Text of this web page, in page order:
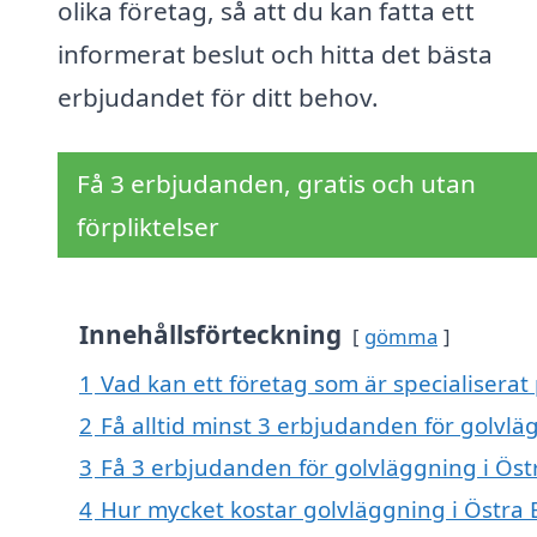
olika företag, så att du kan fatta ett
informerat beslut och hitta det bästa
erbjudandet för ditt behov.
Få 3 erbjudanden, gratis och utan
förpliktelser
Innehållsförteckning gömma
1 Vad kan ett företag som är
2 Få alltid minst 3 erbjudanden för
3 Få 3 erbjudanden för golvläggning i
4 Hur mycket kostar golvläggning i Östra